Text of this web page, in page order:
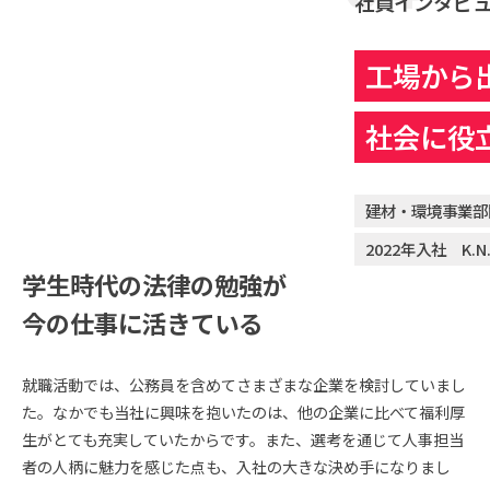
工場から
社会に役
建材・環境事業
2022年入社 K.N.
学生時代の法律の勉強が
今の仕事に活きている
就職活動では、公務員を含めてさまざまな企業を検討していまし
た。なかでも当社に興味を抱いたのは、他の企業に比べて福利厚
生がとても充実していたからです。また、選考を通じて人事担当
者の人柄に魅力を感じた点も、入社の大きな決め手になりまし